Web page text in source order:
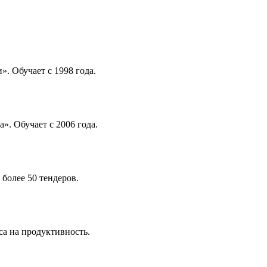
Обучает с 1998 года.
Обучает с 2006 года.
50 тендеров.
на продуктивность.